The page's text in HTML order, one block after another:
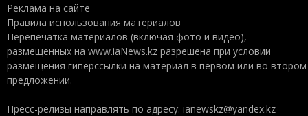
Реклама на сайте
Правила использования материалов
Перепечатка материалов (включая фото и видео),
размещенных на www.iaNews.kz разрешена при условии
размещения гиперссылки на материал в первом или во втором
предложении.
Пресс-релизы направлять по адресу: ianewskz@yandex.kz